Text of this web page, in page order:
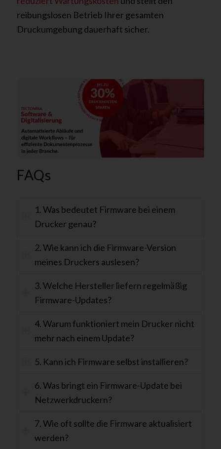
reibungslosen Betrieb Ihrer gesamten
Druckumgebung dauerhaft sicher.
FAQs
1. Was bedeutet Firmware bei einem
Drucker genau?
2. Wie kann ich die Firmware-Version
meines Druckers auslesen?
3. Welche Hersteller liefern regelmäßig
Firmware-Updates?
4. Warum funktioniert mein Drucker nicht
mehr nach einem Update?
5. Kann ich Firmware selbst installieren?
6. Was bringt ein Firmware-Update bei
Netzwerkdruckern?
7. Wie oft sollte die Firmware aktualisiert
werden?